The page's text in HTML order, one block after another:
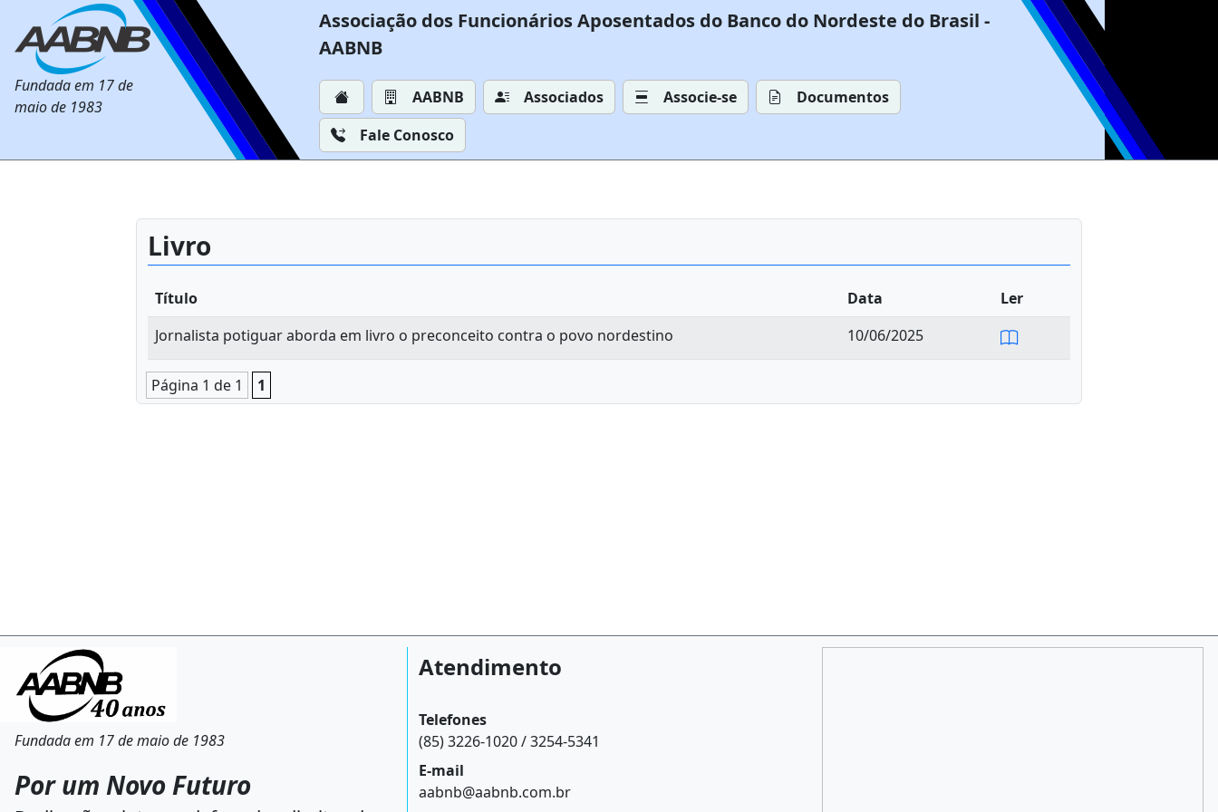
Fundada em 17 de
maio de 1983
Associação dos Funcionários Aposentados do Banco do Nordeste do Brasil -
AABNB
AABNB Associados Associe-se
Documentos
Fale Conosco
Livro
Título Data
Ler
Jornalista potiguar aborda em livro o preconceito contra o povo nordestino
10/06/2025
Página 1 de 1 1
Fundada em 17 de maio de 1983
Por um Novo Futuro
Atendimento
Telefones
(85) 3226-1020 / 3254-5341
E-mail
aabnb@aabnb.com.br